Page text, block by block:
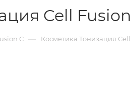
Cell
C — Косметика Тонизация